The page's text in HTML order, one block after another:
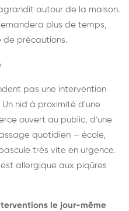
autour de la maison.
plus de temps,
précautions.
pas une intervention
nid à proximité d'une
ouvert au public, d'une
quotidien — école,
très vite en urgence.
allergique aux piqûres
le jour-même